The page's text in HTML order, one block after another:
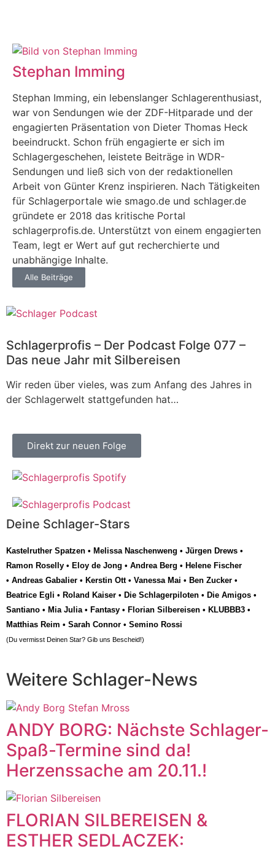
Stephan Imming
Stephan Imming, ein lebenslanger Schlagerenthusiast,
war von Sendungen wie der ZDF-Hitparade und der
engagierten Präsentation von Dieter Thomas Heck
beeindruckt. Schon früh engagierte er sich im
Schlagergeschehen, leistete Beiträge in WDR-
Sendungen und ließ sich von der redaktionellen
Arbeit von Günter Krenz inspirieren. Nach Tätigkeiten
für Schlagerportale wie smago.de und schlager.de
gründete er 2018 das kritische Portal
schlagerprofis.de. Unterstützt von einem engagierten
Team, legt er Wert auf gut recherchierte und
unabhängige Inhalte.
Alle Beiträge
Schlagerprofis – Der Podcast Folge 077 –
Das neue Jahr mit Silbereisen
Wir reden über vieles, was zum Anfang des Jahres in
der Schlagerwelt stattgefunden hat…
Direkt zur neuen Folge
Deine Schlager-Stars
Kastelruther Spatzen • Melissa Naschenweng • Jürgen Drews •
Ramon Roselly • Eloy de Jong • Andrea Berg • Helene Fischer
• Andreas Gabalier • Kerstin Ott• Vanessa Mai • Ben Zucker •
Beatrice Egli • Roland Kaiser • Die Schlagerpiloten • Die Amigos •
Santiano • Mia Julia • Fantasy • Florian Silbereisen • KLUBBB3 •
Matthias Reim • Sarah Connor • Semino Rossi
(Du vermisst Deinen Star? Gib uns Bescheid!)
Weitere Schlager-News
ANDY BORG: Nächste Schlager-
Spaß-Termine sind da!
Herzenssache am 20.11.!
FLORIAN SILBEREISEN &
ESTHER SEDLACZEK: